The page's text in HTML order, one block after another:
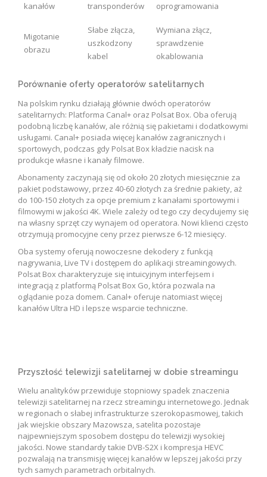
kanałów
transponderów
oprogramowania
Migotanie
obrazu
Słabe złącza,
uszkodzony
kabel
Wymiana złącz,
sprawdzenie
okablowania
Porównanie oferty operatorów satelitarnych
Na polskim rynku działają głównie dwóch operatorów
satelitarnych: Platforma Canal+ oraz Polsat Box. Oba oferują
podobną liczbę kanałów, ale różnią się pakietami i dodatkowymi
usługami. Canal+ posiada więcej kanałów zagranicznych i
sportowych, podczas gdy Polsat Box kładzie nacisk na
produkcje własne i kanały filmowe.
Abonamenty zaczynają się od około 20 złotych miesięcznie za
pakiet podstawowy, przez 40-60 złotych za średnie pakiety, aż
do 100-150 złotych za opcje premium z kanałami sportowymi i
filmowymi w jakości 4K. Wiele zależy od tego czy decydujemy się
na własny sprzęt czy wynajem od operatora. Nowi klienci często
otrzymują promocyjne ceny przez pierwsze 6-12 miesięcy.
Oba systemy oferują nowoczesne dekodery z funkcją
nagrywania, Live TV i dostępem do aplikacji streamingowych.
Polsat Box charakteryzuje się intuicyjnym interfejsem i
integracją z platformą Polsat Box Go, która pozwala na
oglądanie poza domem. Canal+ oferuje natomiast więcej
kanałów Ultra HD i lepsze wsparcie techniczne.
Przyszłość telewizji satelitarnej w dobie streamingu
Wielu analityków przewiduje stopniowy spadek znaczenia
telewizji satelitarnej na rzecz streamingu internetowego. Jednak
w regionach o słabej infrastrukturze szerokopasmowej, takich
jak wiejskie obszary Mazowsza, satelita pozostaje
najpewniejszym sposobem dostępu do telewizji wysokiej
jakości. Nowe standardy takie DVB-S2X i kompresja HEVC
pozwalają na transmisję więcej kanałów w lepszej jakości przy
tych samych parametrach orbitalnych.